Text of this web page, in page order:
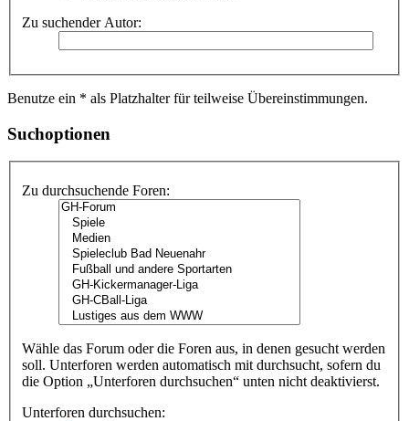
Zu suchender Autor:
Benutze ein * als Platzhalter für teilweise Übereinstimmungen.
Suchoptionen
Zu durchsuchende Foren:
Wähle das Forum oder die Foren aus, in denen gesucht werden
soll. Unterforen werden automatisch mit durchsucht, sofern du
die Option „Unterforen durchsuchen“ unten nicht deaktivierst.
Unterforen durchsuchen: